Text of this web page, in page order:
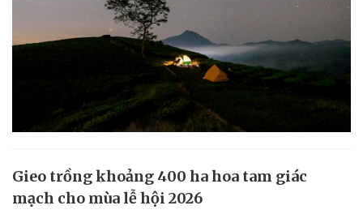
Gieo trồng khoảng 400 ha hoa tam giác
mạch cho mùa lễ hội 2026